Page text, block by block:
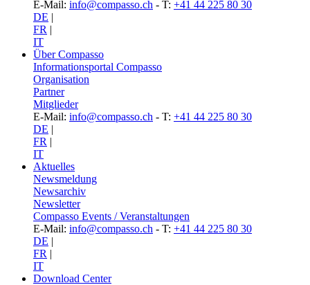
E-Mail: info@compasso.ch - T: +41 44 225 80 30
DE |
FR |
IT
Über Compasso
Informationsportal Compasso
Organisation
Partner
Mitglieder
E-Mail: info@compasso.ch - T: +41 44 225 80 30
DE |
FR |
IT
Aktuelles
Newsmeldung
Newsarchiv
Newsletter
Compasso Events / Veranstaltungen
E-Mail: info@compasso.ch - T: +41 44 225 80 30
DE |
FR |
IT
Download Center